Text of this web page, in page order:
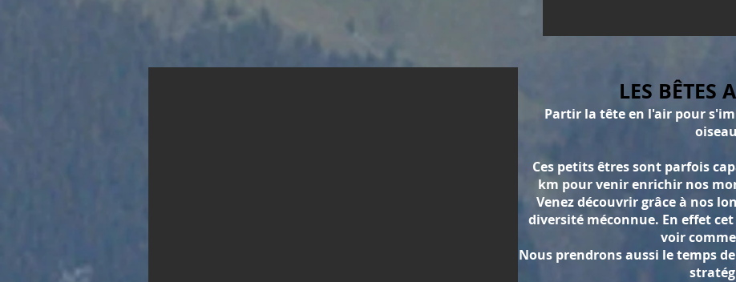
LES BÊTES
Partir la tête en l'air pour
Ces petits êtres sont parfois
km pour venir enrichir nos
Venez découvrir grâce à nos
diversité méconnue. En effet
voir
Nous prendrons aussi le temps